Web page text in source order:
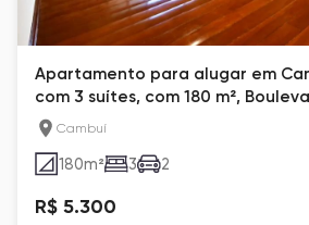
Apartamento para alugar em
com 3 suítes, com 180 m²,
Elysees
Cambuí
180m² 3 2
R$ 5.300